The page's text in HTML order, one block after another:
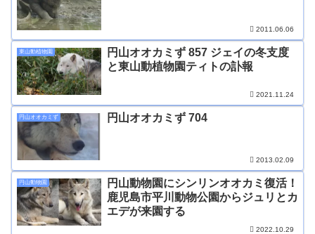
2011.06.06
東山動植物園
円山オオカミず 857 ジェイの冬支度
と東山動植物園ティトの訃報
2021.11.24
円山オオカミず 円山オオカミず 704
2013.02.09
円山動物園
円山動物園にシンリンオオカミ復活！
鹿児島市平川動物公園からジュリとカ
エデが来園する
2022.10.29